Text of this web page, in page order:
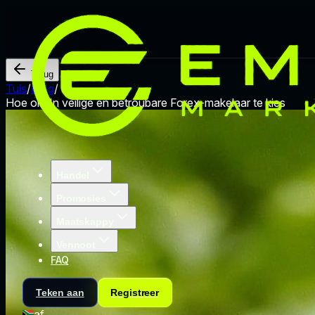
FAQ
Teken aan Registreer
Terug
Tuis/Blog/
Hoe om 'n veilige en betroubare Forex-makelaar te kies